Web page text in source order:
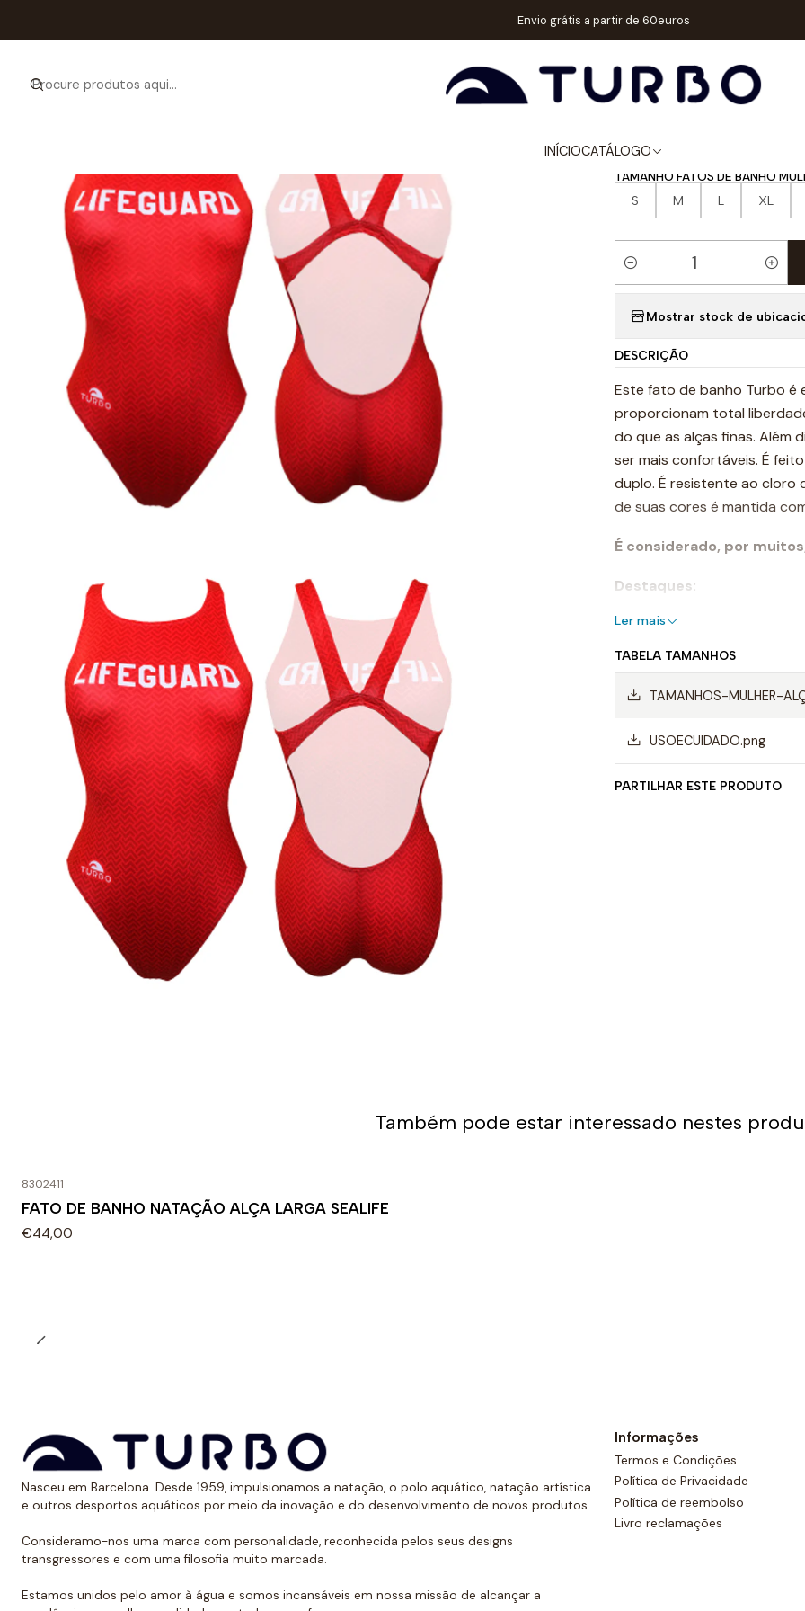
INÍCIOCATÁLOGO
Envio grátis a partir de 60euros
FATOS DE BANHO ALÇA LARGA FATO DE BANHO
FATO DE
LIFEGUARD
TAMANHO FATOS DE BANHO
S M L XL
Quantidade
Mostrar stock de
DESCRIÇÃO
Este fato de banho Turbo é
proporcionam total
do que as alças finas. Além
ser mais confortáveis. É
duplo. É resistente ao cloro
de suas cores é mantida
É considerado, por
Destaques:
- Costuras reforçadas
-Alças de ombro largas
- Forro frontal completo
- Resistente ao cloro
- Cores de longa duração
com alças finas, sugerimos
Ler mais
TABELA TAMANHOS
TAMANHOS-MULHER-
USOECUIDADO.png
PARTILHAR ESTE PRODUTO
Também pode estar interessado nestes
8302411
FATO DE BANHO NATAÇÃO ALÇA LARGA SEALIFE
€44,00
Nasceu em Barcelona. Desde 1959, impulsionamos a natação, o polo aquático, natação artística
e outros desportos aquáticos por meio da inovação e do desenvolvimento de novos produtos.
Consideramo-nos uma marca com personalidade, reconhecida pelos seus designs
transgressores e com uma filosofia muito marcada.
Estamos unidos pelo amor à água e somos incansáveis em nossa missão de alcançar a
Informações
Termos e Condições
Política de Privacidade
Política de reembolso
Livro reclamações